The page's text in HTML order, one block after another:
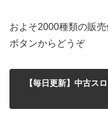
およそ2000種類の販
ボタンからどうぞ
【毎日更新】中古ス